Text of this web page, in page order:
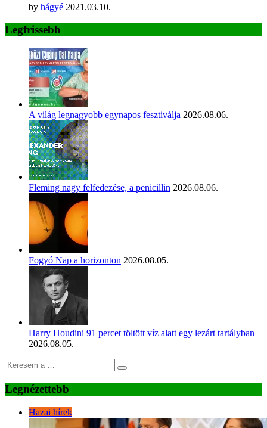
by hágyé 2021.03.10.
Legfrissebb
A világ legnagyobb egynapos fesztiválja 2026.08.06.
Fleming nagy felfedezése, a penicillin 2026.08.06.
Fogyó Nap a horizonton 2026.08.05.
Harry Houdini 91 percet töltött víz alatt egy lezárt tartályban
2026.08.05.
Legnézettebb
Hazai hírek